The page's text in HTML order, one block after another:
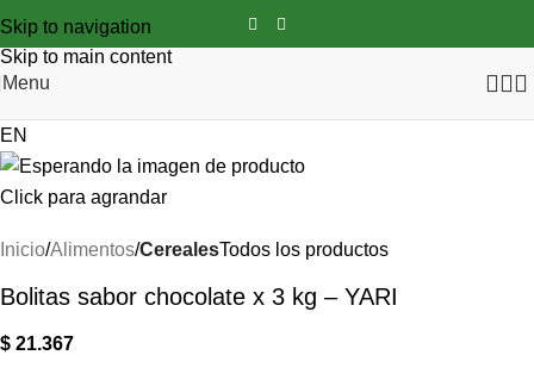
Skip to navigation
Skip to main content
Menu
EN
Click para agrandar
Inicio Alimentos CerealesTodos los productos
Bolitas sabor chocolate x 3 kg – YARI
$ 21.367